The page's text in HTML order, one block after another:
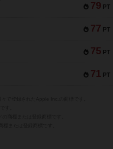
79 PT
77 PT
75 PT
71 PT